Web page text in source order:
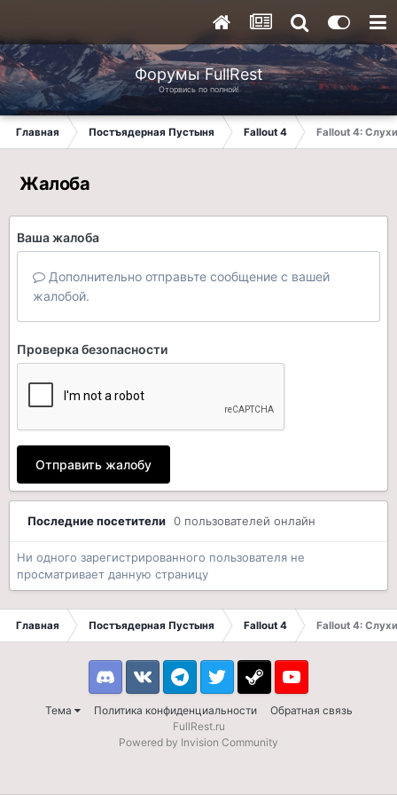
Форумы FullRest
Оторвись по полной!
Главная Постъядерная Пустыня Fallout 4 Fallout 4:
Жалоба
Ваша жалоба
Дополнительно отправьте сообщение с вашей
жалобой.
Проверка безопасности
Отправить жалобу
Последние посетители 0 пользователей онлайн
Ни одного зарегистрированного пользователя не
просматривает данную страницу
Главная Постъядерная Пустыня Fallout 4 Fallout 4:
Тема Политика конфиденциальности Обратная связь
DiscordVK TelegramTwitter Steam Youtube
FullRest.ru
Powered by Invision Community